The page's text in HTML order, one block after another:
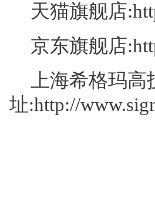
天猫旗舰店:
京东旗舰店:
上海希格玛
址:http://